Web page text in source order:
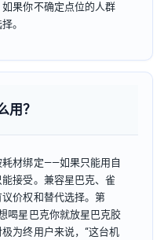
果你不确定点位的人群
。
用？
材绑定——如果只能用自
接受。兼容星巴克、雀
价权和替代选择。第
喝星巴克你就放星巴克胶
为终用户来说，“这台机